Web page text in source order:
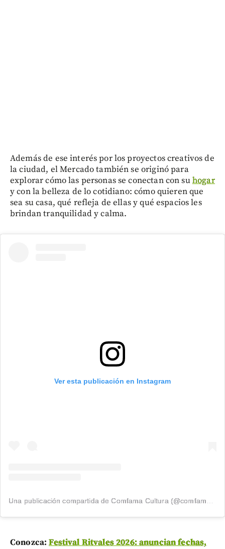
Además de ese interés por los proyectos creativos de
la ciudad, el Mercado también se originó para
explorar cómo las personas se conectan con suhogar
y con la belleza de lo cotidiano: cómo quieren que
sea su casa, qué refleja de ellas y qué espacios les
brindan tranquilidad y calma.
Ver esta publicación en Instagram
Conozca:Festival Ritvales 2026: anuncian fechas,